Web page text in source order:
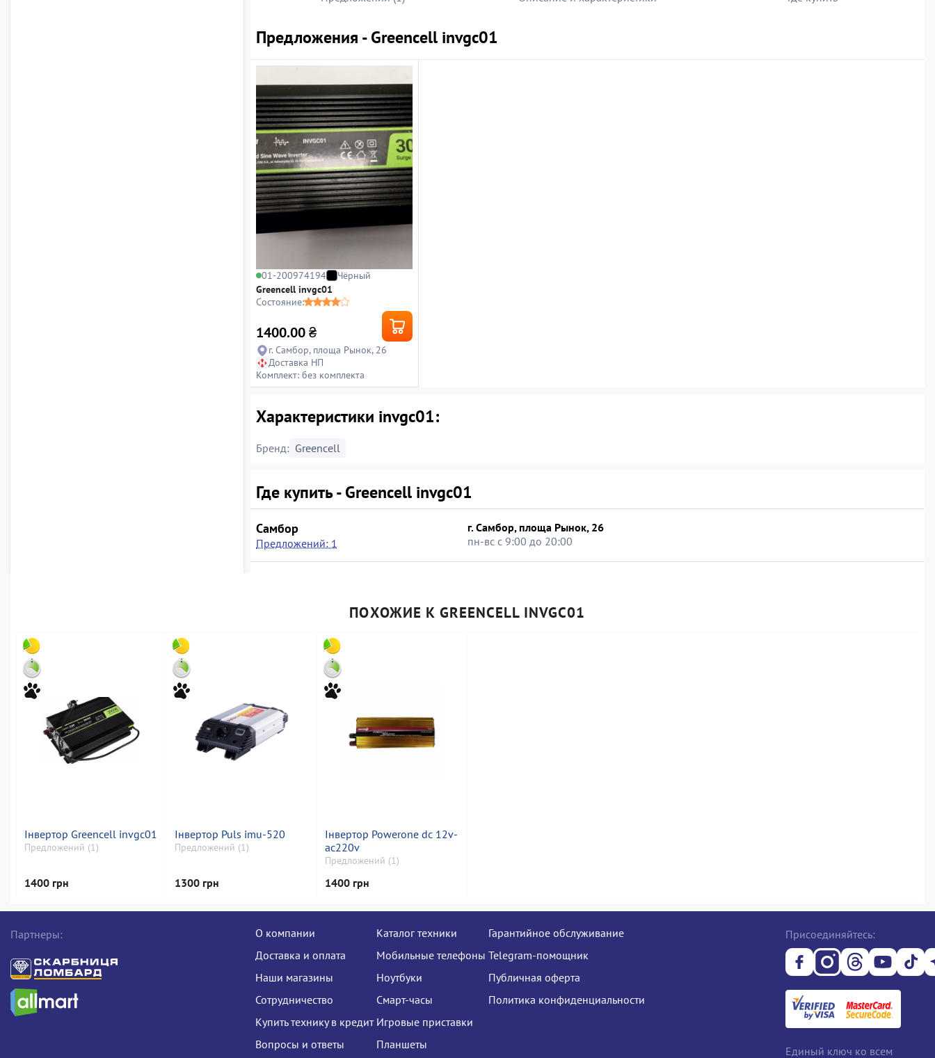
Предложения - Greencell invgc01
01-200974194
Чёрный
Greencell invgc01
Состояние:
1400.00₴
г. Самбор, площа Рынок, 26
Доставка НП
Комплект: без комплекта
Характеристики invgc01:
Бренд: Greencell
Где купить - Greencell invgc01
Самбор
Предложений: 1
г. Самбор, площа Рынок, 26
пн-вс с 9:00 до 20:00
ПОХОЖИЕ К GREENCELL INVGC01
Інвертор Greencell invgc01
Предложений (1)
1400 грн
Інвертор Puls imu-520
Предложений (1)
1300 грн
Інвертор Powerone dc 12v-
ac220v
Предложений (1)
1400 грн
Партнеры:
О компании
Доставка и оплата
Наши магазины
Сотрудничество
Купить технику в кредит
Вопросы и ответы
Каталог техники
Мобильные телефоны
Ноутбуки
Смарт-часы
Игровые приставки
Планшеты
Гарантийное обслуживание
Telegram-помощник
Публичная оферта
Политика конфиденциальности
Присоединяйтесь:
Единый ключ ко всем